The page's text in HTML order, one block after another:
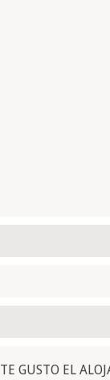
TE GUSTO EL